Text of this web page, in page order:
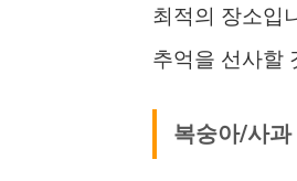
최적의 장소입
추억을 선사할
복숭아/사과